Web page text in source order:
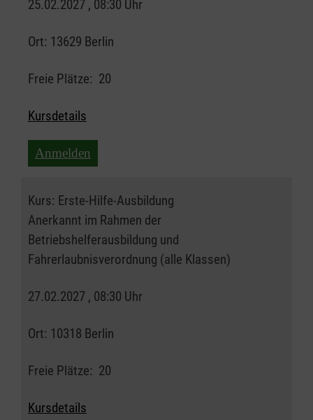
25.02.2027 , 08:30 Uhr
Ort: 13629 Berlin
Freie Plätze: 20
Kursdetails
Anmelden
Kurs: Erste-Hilfe-Ausbildung
Anerkannt im Rahmen der
Betriebshelferausbildung und
Fahrerlaubnisverordnung (alle Klassen)
27.02.2027 , 08:30 Uhr
Ort: 10318 Berlin
Freie Plätze: 20
Kursdetails